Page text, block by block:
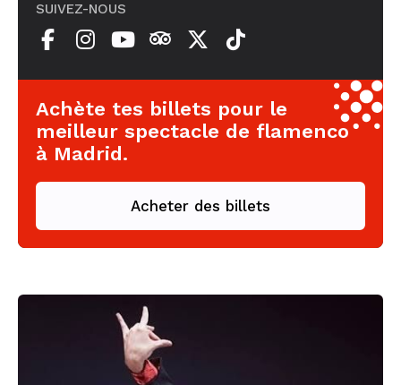
SUIVEZ-NOUS
Achète tes billets pour le
meilleur spectacle de flamenco
à Madrid.
Acheter des billets